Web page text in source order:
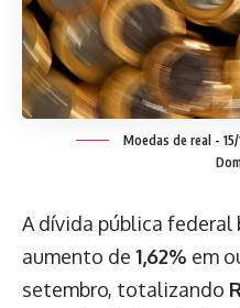
Moedas de real -
A dívida pública
aumento de 1,62% em
setembro, totalizando